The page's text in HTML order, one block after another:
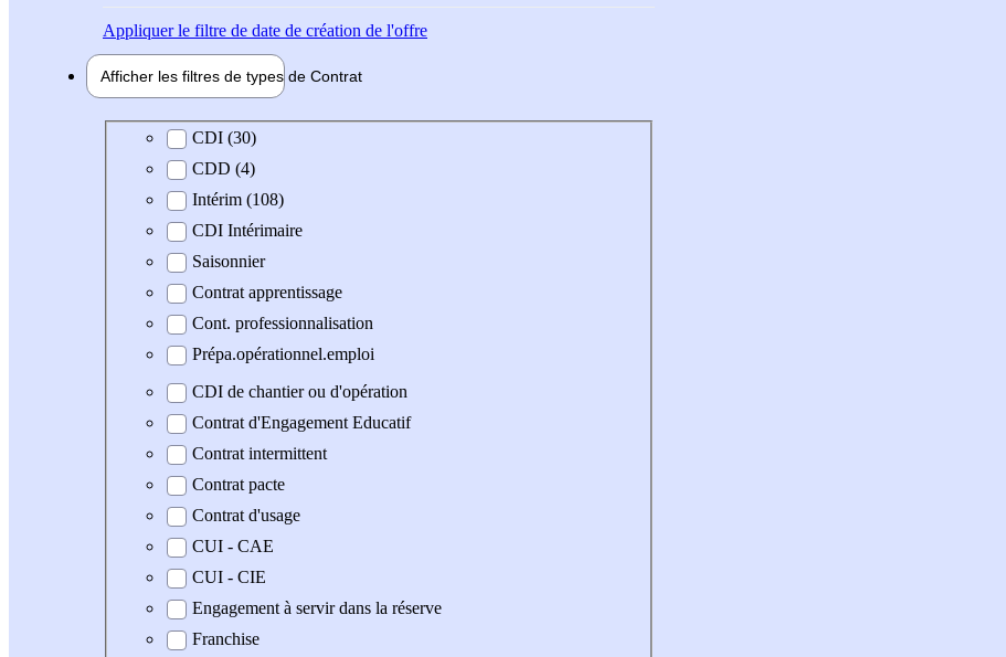
Appliquerle filtre de date de création de l'offre
Afficher les filtres de types de Contrat
Type de contratCDI (30)
CDD (4)
Intérim (108)
CDI Intérimaire
Saisonnier
Contrat apprentissage
Cont. professionnalisation
Prépa.opérationnel.emploi
CDI de chantier ou d'opération
Contrat d'Engagement Educatif
Contrat intermittent
Contrat pacte
Contrat d'usage
CUI - CAE
CUI - CIE
Engagement à servir dans la réserve
Franchise